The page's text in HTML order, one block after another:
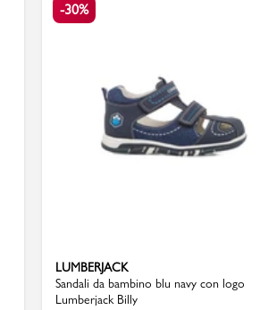
-30%
LUMBERJACK
Sandali da bambino blu navy con logo
Lumberjack Billy